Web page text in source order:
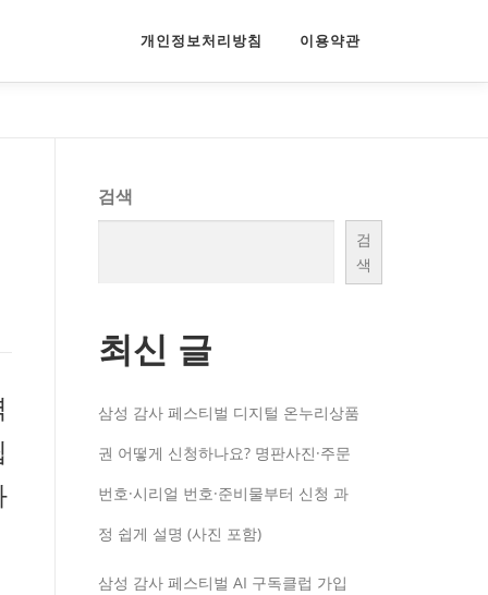
개인정보처리방침 이용약관
검색
검
색
최신 글
삼성 감사 페스티벌 디지털 온누리상품
권 어떻게 신청하나요? 명판사진·주문
번호·시리얼 번호·준비물부터 신청 과
정 쉽게 설명 (사진 포함)
삼성 감사 페스티벌 AI 구독클럽 가입